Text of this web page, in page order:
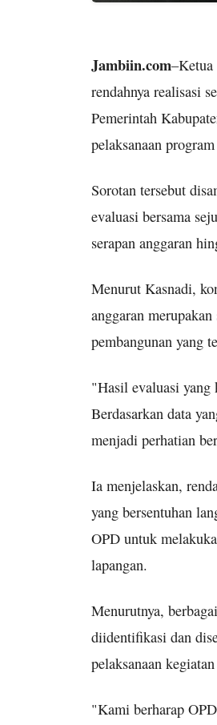
Jambiin.com
rendahnya realisasi
Pemerintah
pelaksanaan
Sorotan tersebut
evaluasi bersama
serapan anggaran
Menurut Kasnadi,
anggaran
pembangunan yang
"Hasil evaluasi yang
Berdasarkan data
menjadi perhatian
Ia menjelaskan,
yang bersentuhan
OPD untuk
lapangan.
Menurutnya,
diidentifikasi dan
pelaksanaan
"Kami berharap